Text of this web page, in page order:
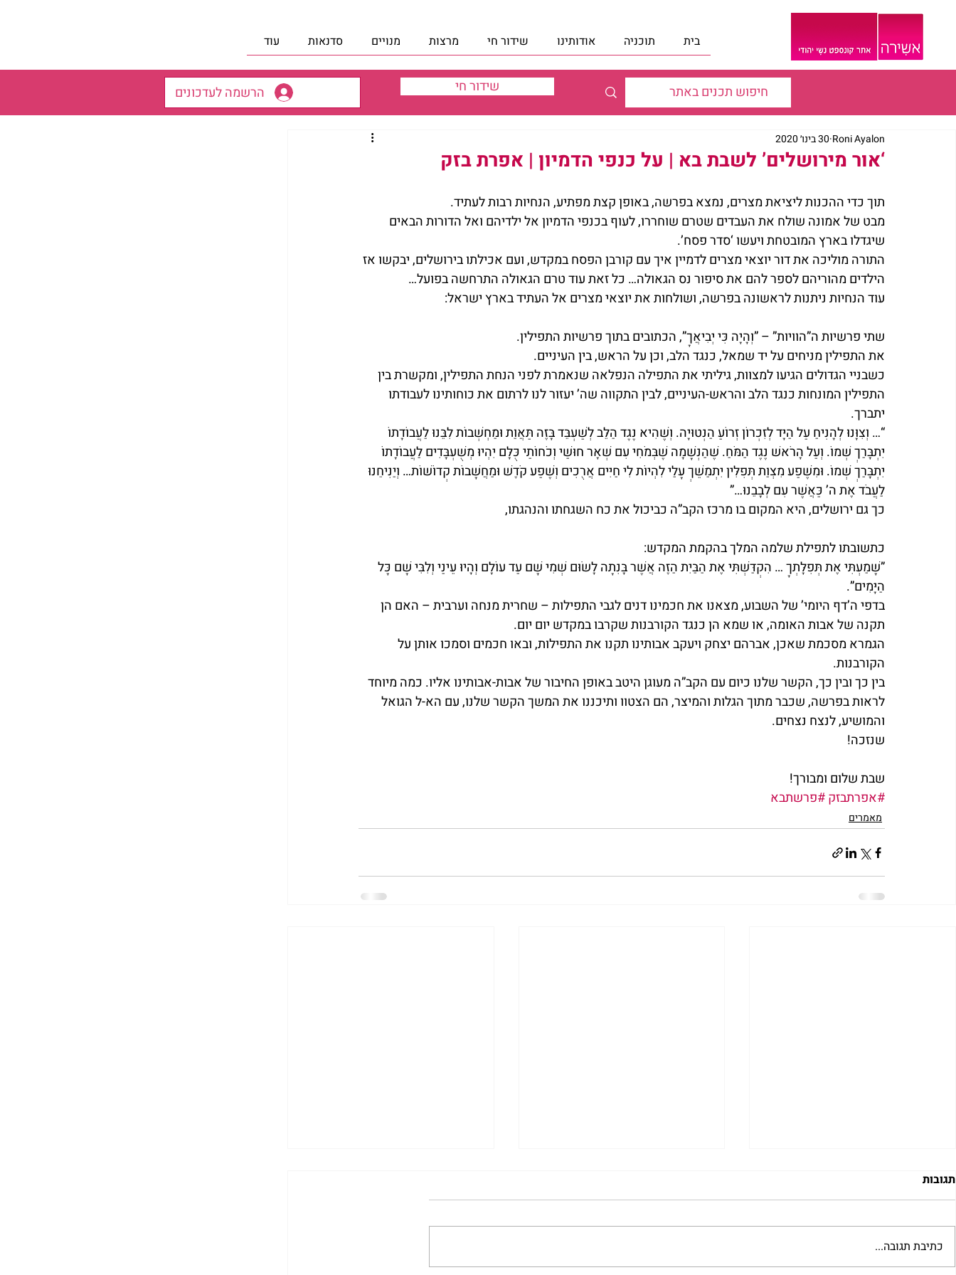
בית תוכניה אודותינו שידור חי מרצות מנויים סדנאות עוד
הרשמה לעדכונים שידור חי
‘אור מירושלים’ לשבת בא | על כנפי הדמיון | אפרת בזק
Roni Ayalon 30 בינו׳ 2020
תוך כדי ההכנות ליציאת מצרים, נמצא בפרשה, באופן קצת מפתיע, הנחיות רבות לעתיד.
מבט של אמונה שולח את העבדים שטרם שוחררו, לעוף בכנפי הדמיון אל ילדיהם ואל הדורות הבאים
שיגדלו בארץ המובטחת ויעשו ‘סדר פסח’.
התורה מוליכה את דור יוצאי מצרים לדמיין איך עם קורבן הפסח במקדש, ועם אכילתו בירושלים, יבקשו אז
הילדים מהוריהם לספר להם את סיפור נס הגאולה… כל זאת עוד טרם הגאולה התרחשה בפועל…
עוד הנחיות ניתנות לראשונה בפרשה, ושולחות את יוצאי מצרים אל העתיד בארץ ישראל:
שתי פרשיות ה”הוויות” – ”וְהָיָה כִּי יְבִיאֲךָ”, הכתובים בתוך פרשיות התפילין.
את התפילין מניחים על יד שמאל, כנגד הלב, וכן על הראש, בין העיניים.
כשבניי הגדולים הגיעו למצוות, גיליתי את התפילה הנפלאה שנאמרת לפני הנחת התפילין, ומקשרת בין
התפילין המונחות כנגד הלב והראש-העיניים, לבין התקווה שה’ יעזור לנו לרתום את כוחותינו לעבודתו
יתברך.
“… וְצִוָּנוּ לְהָנִיחַ עַל הַיָּד לְזִכְרוֹן זְרוֹעַ הַנְּטוּיָה. וְשֶׁהִיא נֶגֶד הַלֵּב לְשַׁעְבֵּד בָּזֶה תַּאֲוַת וּמַחְשְׁבוֹת לִבֵּנוּ לַעֲבוֹדָתוֹ
יִתְבָּרַךְ שְׁמוֹ. וְעַל הָרֹאשׁ נֶגֶד הַמֹּחַ. שֶׁהַנְּשָׁמָה שֶׁבְּמֹחִי עִם שְׁאָר חוּשַׁי וְכֹחוֹתַי כֻּלָּם יִהְיוּ מְשֻׁעְבָּדִים לַעֲבוֹדָתוֹ
יִתְבָּרַךְ שְׁמוֹ. וּמִשֶּׁפַע מִצְוַת תְּפִלִּין יִתְמַשֵּׁךְ עָלַי לִהְיוֹת לִי חַיִּים אֲרֻכִים וְשֶׁפַע קֹדֶשׁ וּמַחֲשָׁבוֹת קְדוֹשׁוֹת… וְיַנִיחֵנוּ
לַעֲבֹד אֶת ה’ כַּאֲשֶׁר עִם לְבָבֵנוּ…”
כך גם ירושלים, היא המקום בו מרכז הקב”ה כביכול את כח השגחתו והנהגתו,
כתשובתו לתפילת שלמה המלך בהקמת המקדש:
”שָׁמַעְתִּי אֶת תְּפִלָּתְךָ … הִקְדַּשְׁתִּי אֶת הַבַּיִת הַזֶּה אֲשֶׁר בָּנִתָה לָשׂוּם שְׁמִי שָׁם עַד עוֹלָם וְהָיוּ עֵינַי וְלִבִּי שָׁם כָּל
הַיָּמִים”.
בדפי ה’דף היומי’ של השבוע, מצאנו את חכמינו דנים לגבי התפילות – שחרית מנחה וערבית – האם הן
תקנה של אבות האומה, או שמא הן כנגד הקורבנות שקרבו במקדש יום יום.
הגמרא מסכמת שאכן, אברהם יצחק ויעקב אבותינו תקנו את התפילות, ובאו חכמים וסמכו אותן על
הקורבנות.
בין כך ובין כך, הקשר שלנו כיום עם הקב”ה מעוגן היטב באופן החיבור של אבות-אבותינו אליו. כמה מיוחד
לראות בפרשה, שכבר מתוך הגלות והמיצר, הם הצטוו ותיכננו את המשך הקשר שלנו, עם הא-ל הגואל
והמושיע, לנצח נצחים.
שנזכה!
שבת שלום ומבורך!
#אפרתבזק#פרשתבא
מאמרים
תגובות
כתיבת תגובה...